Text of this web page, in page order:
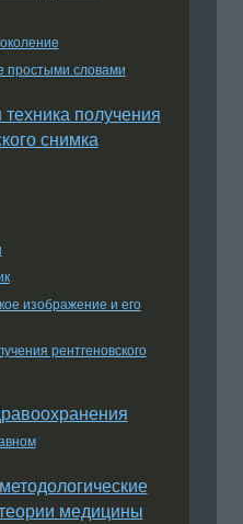
простыми словами
получения
снимка
изображение и его
рентгеновского
медицины